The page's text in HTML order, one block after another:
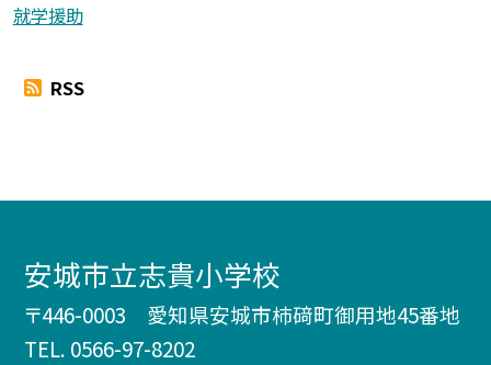
就学援助
RSS
安城市立志貴小学校
〒446-0003 愛知県安城市柿𥔎町御用地45番地
TEL. 0566-97-8202